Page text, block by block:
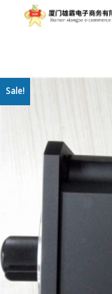
首页
联系我们
Sale!